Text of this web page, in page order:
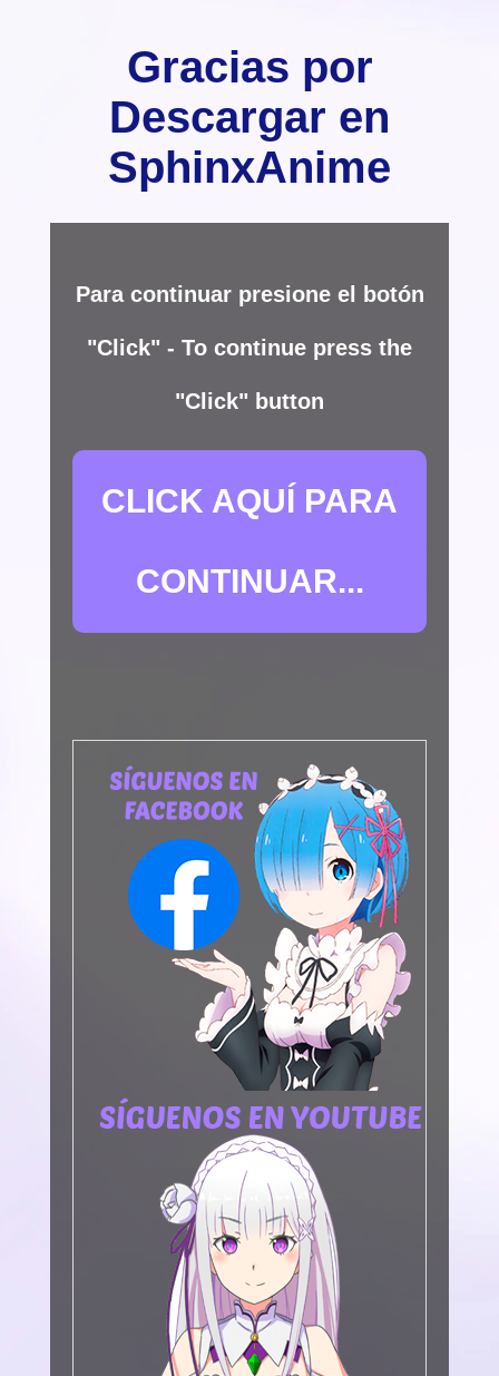
Gracias por
Descargar en
SphinxAnime
Para continuar presione el botón
"Click" - To continue press the
"Click" button
CLICK AQUÍ PARA
CONTINUAR...